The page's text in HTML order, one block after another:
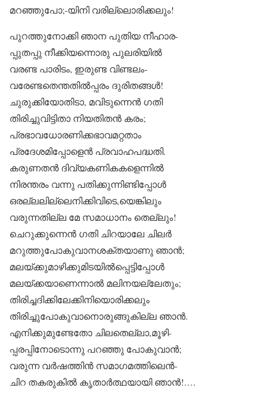
മറഞ്ഞുപോ;-യിനി വരില്ലൊരിക്കലും!
പുറത്തുനോക്കി ഞാന പുതിയ നീഹാര-
പ്പുതപ്പു നീക്കിയന്നൊരു പുലരിയിൽ
വരണ്ട പാരിടം, ഇരുണ്ട വിണ്ടലം-
വരേണ്ടതെന്തതിൽപ്പരം ദുരിതങ്ങൾ!
ചുരുക്കിയോതിടാ, മവിടുന്നെൻ ഗതി
തിരിച്ചുവിട്ടിതാ നിയതിതൻ കരം;
പ്രഭാവധോരണിക്കഭാവമറ്റതാം
പ്രദേശമിപ്പോളെൻ പ്രവാഹപദ്ധതി.
കരുണതൻ ദിവ്യകണികകളെന്നിൽ
നിരന്തരം വന്നു പതിക്കുന്നിണ്ടിപ്പോൾ
ഒരല്ലലില്ലെനിക്കിവിടെ,യെങ്കിലും
വരുന്നതില്ല മേ സമാധാനം തെല്ലും!
ചെറുക്കുന്നെൻ ഗതി ചിറയാലേ ചിലർ
മറുത്തുപോകുവാനശക്തയാണു ഞാൻ;
മലയ്ക്കുമാഴിക്കുമിടയിൽപ്പെട്ടിപ്പോൾ
മലയ്ക്കയാണെന്നാൽ മലിനയല്ലേതും;
തിരിച്ചദിക്കിലേക്കിനിയൊരിക്കലും
തിരിച്ചുപോകുവാനൊരുങ്ങുകില്ല ഞാൻ.
എനിക്കുമുണ്ടേതോ ചിലതെല്ലാ,മൂഴി-
പ്പരപ്പിനോടൊന്നു പറഞ്ഞു പോകുവാൻ;
വരുന്ന വർഷത്തിൻ സമാഗമത്തിലെൻ-
ചിറ തകരുകിൽ കൃതാർത്ഥയായി ഞാൻ!….